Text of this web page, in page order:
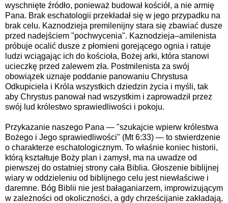
wyschnięte źródło, ponieważ budował kościół, a nie armię
Pana. Brak eschatologii przekładał się w jego przypadku na
brak celu. Kaznodzieja premilenijny stara się zbawiać dusze
przed nadejściem "pochwycenia". Kaznodzieja–amilenista
próbuje ocalić dusze z płomieni gorejącego ognia i ratuje
ludzi wciągając ich do kościoła, Bożej arki, która stanowi
ucieczkę przed zalewem zła. Postmilenista za swój
obowiązek uznaje poddanie panowaniu Chrystusa
Odkupiciela i Króla wszystkich dziedzin życia i myśli, tak
aby Chrystus panował nad wszystkim i zaprowadził przez
swój lud królestwo sprawiedliwości i pokoju.
Przykazanie naszego Pana — "szukajcie wpierw królestwa
Bożego i Jego sprawiedliwości" (Mt 6:33) — to stwierdzenie
o charakterze eschatologicznym. To właśnie koniec historii,
którą kształtuje Boży plan i zamysł, ma na uwadze od
pierwszej do ostatniej strony cała Biblia. Głoszenie biblijnej
wiary w oddzieleniu od biblijnego celu jest niewłaściwe i
daremne. Bóg Biblii nie jest bałaganiarzem, improwizującym
w zależności od okoliczności, a gdy chrześcijanie zakładają,